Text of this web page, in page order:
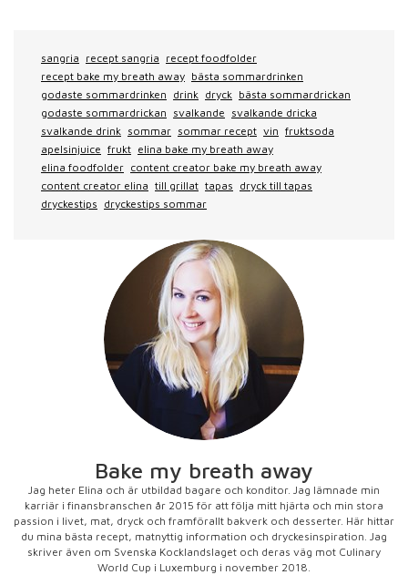
sangria recept sangria recept foodfolder
recept bake my breath away bästa sommardrinken
godaste sommardrinken drink dryck bästa sommardrickan
godaste sommardrickan svalkande svalkande dricka
svalkande drink sommar sommar recept vin fruktsoda
apelsinjuice frukt elina bake my breath away
elina foodfolder content creator bake my breath away
content creator elina till grillat tapas dryck till tapas
dryckestips dryckestips sommar
Bake my breath away
Jag heter Elina och är utbildad bagare och konditor. Jag lämnade min
karriär i finansbranschen år 2015 för att följa mitt hjärta och min stora
passion i livet, mat, dryck och framförallt bakverk och desserter. Här hittar
du mina bästa recept, matnyttig information och dryckesinspiration. Jag
skriver även om Svenska Kocklandslaget och deras väg mot Culinary
World Cup i Luxemburg i november 2018.